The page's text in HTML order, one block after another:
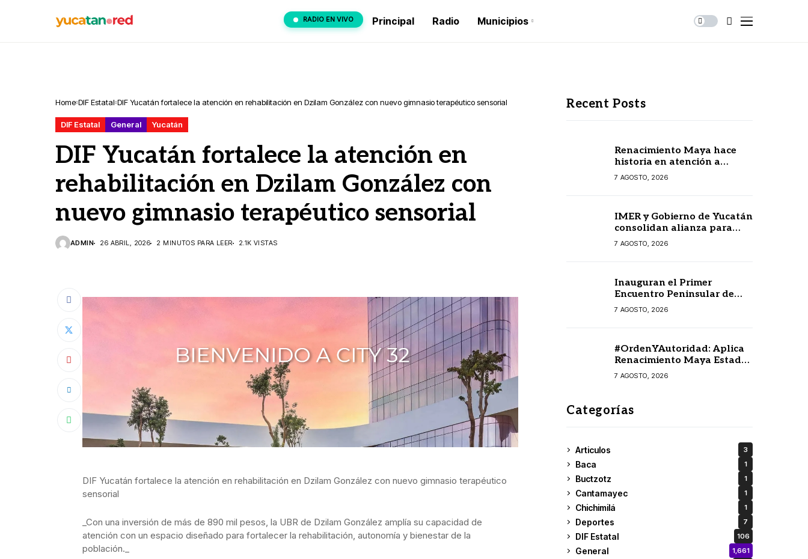
RADIO EN VIVO Principal Radio Municipios
Home DIF Estatal DIF Yucatán fortalece la atención en rehabilitación en Dzilam González con nuevo gimnasio terapéutico sensorial
DIF Estatal General Yucatán
DIF Yucatán fortalece la atención en
rehabilitación en Dzilam González con
nuevo gimnasio terapéutico sensorial
ADMIN 26 ABRIL, 2026 2 MINUTOS PARA LEER 2.1K VISTAS
DIF Yucatán fortalece la atención en rehabilitación en Dzilam González con nuevo gimnasio terapéutico
sensorial
_Con una inversión de más de 890 mil pesos, la UBR de Dzilam González amplía su capacidad de
atención con un espacio diseñado para fortalecer la rehabilitación, autonomía y bienestar de la
población._
Recent Posts
Renacimiento Maya hace
historia en atención a
personas autistas
7 AGOSTO, 2026
IMER y Gobierno de Yucatán
consolidan alianza para
fortalecer la radio pública
en beneficio de la
7 AGOSTO, 2026
Inauguran el Primer
Encuentro Peninsular de
Escritoras y Escritores en
Lengua Maya 2026
7 AGOSTO, 2026
#OrdenYAutoridad: Aplica
Renacimiento Maya Estado
de derecho con orden,
coordinación y saldo blanco
7 AGOSTO, 2026
Categorías
Articulos 3
Baca 1
Buctzotz 1
Cantamayec 1
Chichimilá 1
Deportes 7
DIF Estatal 106
General 1,661